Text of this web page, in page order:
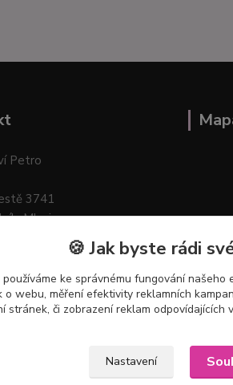
Petro
3741
🍪 Jak byste rádi
ke správnému fungování
webu, měření efektivity reklamních
stránek, či zobrazení reklam odpovídajících
Nastavení